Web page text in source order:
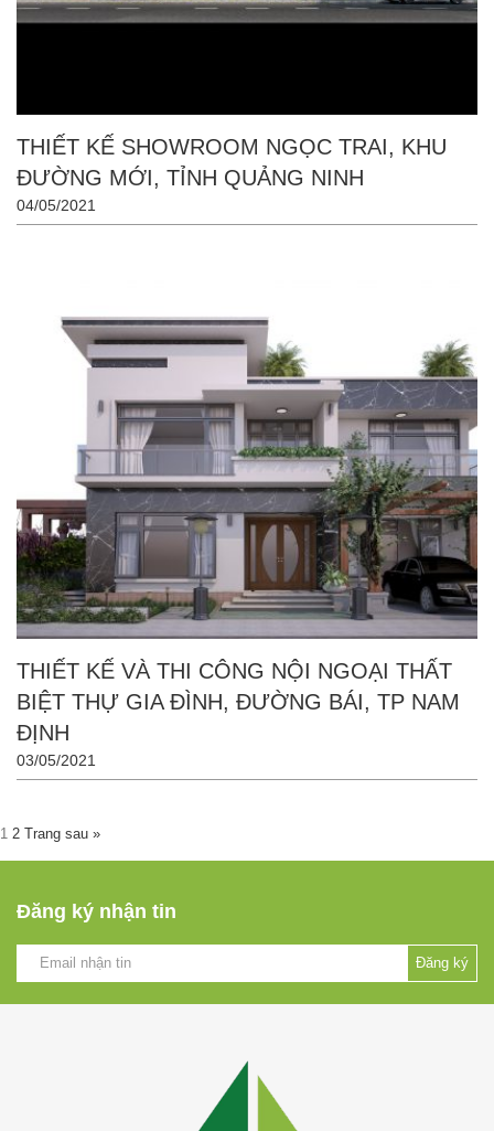
THIẾT KẾ SHOWROOM NGỌC TRAI, KHU
ĐƯỜNG MỚI, TỈNH QUẢNG NINH
04/05/2021
THIẾT KẾ VÀ THI CÔNG NỘI NGOẠI THẤT
BIỆT THỰ GIA ĐÌNH, ĐƯỜNG BÁI, TP NAM
ĐỊNH
03/05/2021
1 2 Trang sau »
Đăng ký nhận tin
Đăng ký